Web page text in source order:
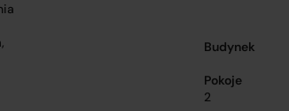
Budynek
Pokoje
2